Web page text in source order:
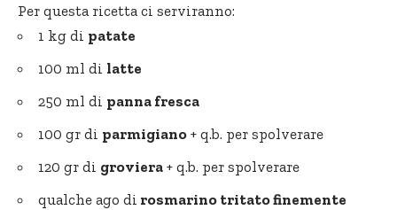
Per questa ricetta ci serviranno:
1 kg di patate
100 ml di latte
250 ml di panna fresca
100 gr di parmigiano + q.b. per spolverare
120 gr di groviera + q.b. per spolverare
qualche ago di rosmarino tritato finemente